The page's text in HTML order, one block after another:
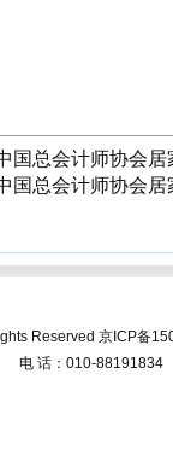
国总会计师协会
国总会计师协会
Reserved京ICP备
电 话：010-88191834